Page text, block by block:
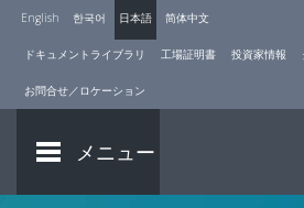
English 한국어 日本語 简体中文
ドキュメントライブラリ 工場証明書 投資家情報
お問合せ／ロケーション
メニュー